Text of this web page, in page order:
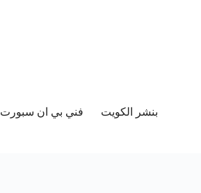
بنشر الكويت فني بي ان سبورت